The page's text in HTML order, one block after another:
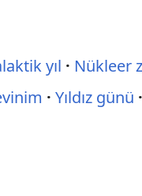
yıl
Nükleer
Yıldız günü